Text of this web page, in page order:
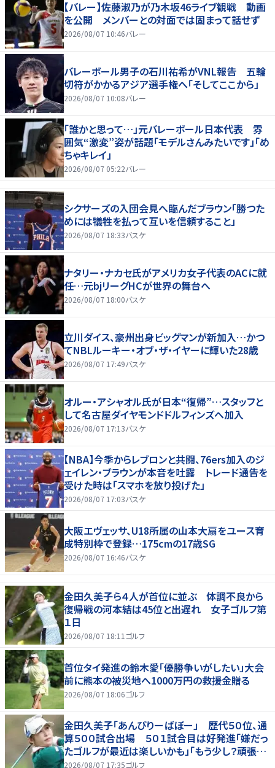
【バレー】佐藤淑乃が乃木坂46ライブ観戦 動画
を公開 メンバーとの対面では固まって話せず
2026/08/07 10:46バレー
バレーボール男子の石川祐希がVNL報告 五輪
切符がかかるアジア選手権へ「そしてここから」
2026/08/07 10:08バレー
「誰かと思って…」元バレーボール日本代表 雰
囲気“激変”姿が話題「モデルさんみたいです」「め
ちゃキレイ」
2026/08/07 05:22バレー
シクサーズの入団会見へ臨んだブラウン「勝つた
めには犠牲を払って互いを信頼すること」
2026/08/07 18:33バスケ
ナタリー・ナカセ氏がアメリカ女子代表のACに就
任…元bjリーグHCが世界の舞台へ
2026/08/07 18:00バスケ
立川ダイス、豪州出身ビッグマンが新加入…かつ
てNBLルーキー・オブ・ザ・イヤーに輝いた28歳
2026/08/07 17:49バスケ
オルー・アシャオル氏が日本“復帰”…スタッフと
して名古屋ダイヤモンドドルフィンズへ加入
2026/08/07 17:13バスケ
【NBA】今季からレブロンと共闘、76ers加入のジ
ェイレン・ブラウンが本音を吐露 トレード通告を
受けた時は「スマホを放り投げた」
2026/08/07 17:03バスケ
大阪エヴェッサ、U18所属の山本大扇をユース育
成特別枠で登録…175cmの17歳SG
2026/08/07 16:46バスケ
金田久美子ら４人が首位に並ぶ 体調不良から
復帰戦の河本結は45位と出遅れ 女子ゴルフ第
１日
2026/08/07 18:11 ゴルフ
首位タイ発進の鈴木愛「優勝争いがしたい」大会
前に熊本の被災地へ1000万円の救援金贈る
2026/08/07 18:06ゴルフ
金田久美子「あんびりーばぼー」 歴代５０位、通
算５００試合出場 ５０１試合目は好発進「嫌だっ
たゴルフが最近は楽しいかも」「もう少し？頑張り
たいな」
2026/08/07 17:35ゴルフ